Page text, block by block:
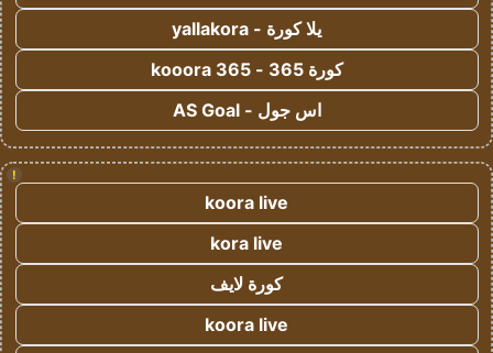
يلا كورة - yallakora
كورة 365 - kooora 365
اس جول - AS Goal
!
koora live
kora live
كورة لايف
koora live